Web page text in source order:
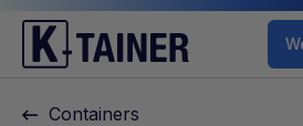
Containers